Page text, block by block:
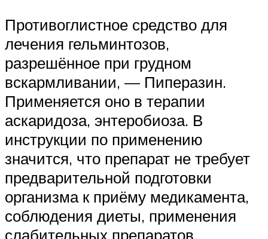
Противоглистное средство для
лечения гельминтозов,
разрешённое при грудном
вскармливании, — Пиперазин.
Применяется оно в терапии
аскаридоза, энтеробиоза. В
инструкции по применению
значится, что препарат не требует
предварительной подготовки
организма к приёму медикамента,
соблюдения диеты, применения
слабительных препаратов.